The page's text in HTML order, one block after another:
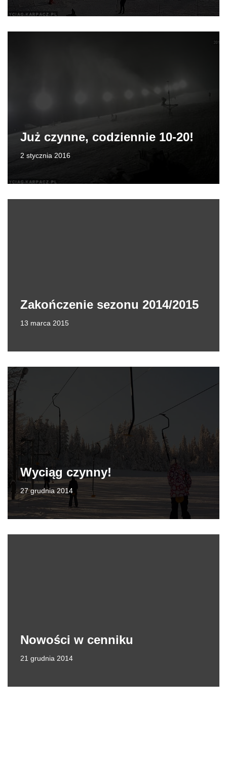
Już czynne, codziennie 10-20!
2 stycznia 2016
Zakończenie sezonu 2014/2015
13 marca 2015
Wyciąg czynny!
27 grudnia 2014
Nowości w cenniku
21 grudnia 2014